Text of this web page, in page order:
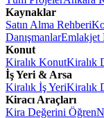
Kaynaklar
Satın Alma Rehberi
DanışmanlarEmlakjet
Konut
Kiralık KonutKiralık
İş Yeri & Arsa
Kiralık İş YeriKiralık
Kiracı Araçları
Kira Değerini Öğren